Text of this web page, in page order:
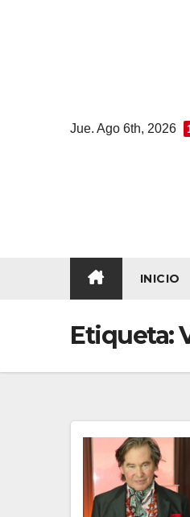
Jue. Ago 6th, 2026
INICIO
Etiqueta: